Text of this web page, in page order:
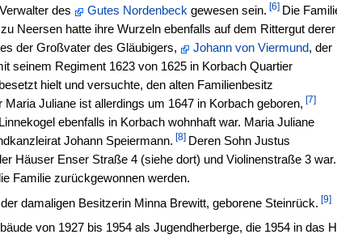
des
Gutes Nordenbeck gewesen sein. [6] Die
Neersen hatte ihre Wurzeln ebenfalls auf dem Rittergut derer
der Großvater des Gläubigers,
Johann von Viermund, der
seinem Regiment 1623 von 1625 in Korbach Quartier
hielt und versuchte, den alten Familienbesitz
Juliane ist allerdings um 1647 in Korbach geboren, [7]
ebenfalls in Korbach wohnhaft war. Maria Juliane
Johann Speiermann. [8] Deren Sohn Justus
Häuser Enser Straße 4 (siehe dort) und Violinenstraße 3 war.
Familie zurückgewonnen werden.
damaligen Besitzerin Minna Brewitt, geborene Steinrück. [9]
von 1927 bis 1954 als Jugendherberge, die 1954 in das